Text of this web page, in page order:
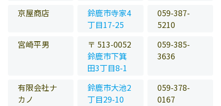
京屋商店
鈴鹿市寺家4
丁目17-25
059-387-
5210
宮崎平男
〒 513-0052
鈴鹿市下箕
田3丁目8-1
059-385-
3636
有限会社ナ
カノ
鈴鹿市大池2
丁目29-10
059-378-
0167